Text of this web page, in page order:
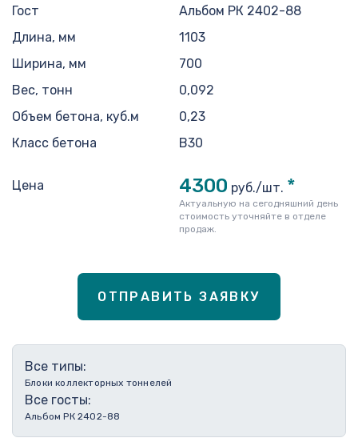
Гост
Альбом РК 2402-88
Длина, мм
1103
Ширина, мм
700
Вес, тонн
0,092
Объем бетона, куб.м
0,23
Класс бетона
В30
Цена 4300 руб./шт. *
Актуальную на сегодняшний день
стоимость уточняйте в отделе
продаж.
ОТПРАВИТЬ ЗАЯВКУ
Все типы:
Блоки коллекторных тоннелей
Все госты:
Альбом РК 2402-88